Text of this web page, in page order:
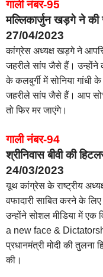
गाली नंबर-95
मल्लिकार्जुन खड़गे ने की
27/04/2023
कांग्रेस अध्यक्ष खड़गे ने
जहरीले सांप जैसे हैं। उन्होंने
के कलबुर्गी में सोनिया गांधी
जहरीले सांप जैसे हैं। आप
तो फिर मर जाएंगे।
गाली नंबर-94
श्रीनिवास बीवी की
24/03/2023
यूथ कांग्रेस के राष्ट्रीय
वफादारी साबित करने के लिए
उन्होंने सोशल मीडिया में एक
a new face &
प्रधानमंत्री मोदी की तुलना
की।